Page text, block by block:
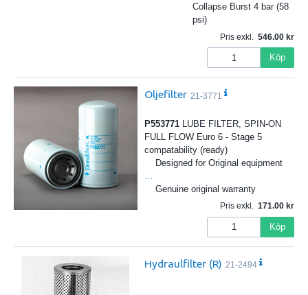
Collapse Burst 4 bar (58
psi)
Pris exkl. 546.00
Köp
Oljefilter 21-3771
P553771LUBE FILTER, SPIN-ON
FULL FLOW Euro 6 - Stage 5
compatability (ready)
Designed for Original equipment
Genuine original warranty
Pris exkl. 171.00
Köp
Hydraulfilter (R) 21-2494